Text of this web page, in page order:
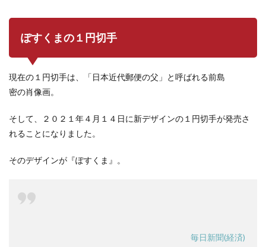
ぽすくまの１円切手
現在の１円切手は、「日本近代郵便の父」と呼ばれる前島
密の肖像画。
そして、２０２１年４月１４日に新デザインの１円切手が発売さ
れることになりました。
そのデザインが『ぽすくま』。
毎日新聞(経済)